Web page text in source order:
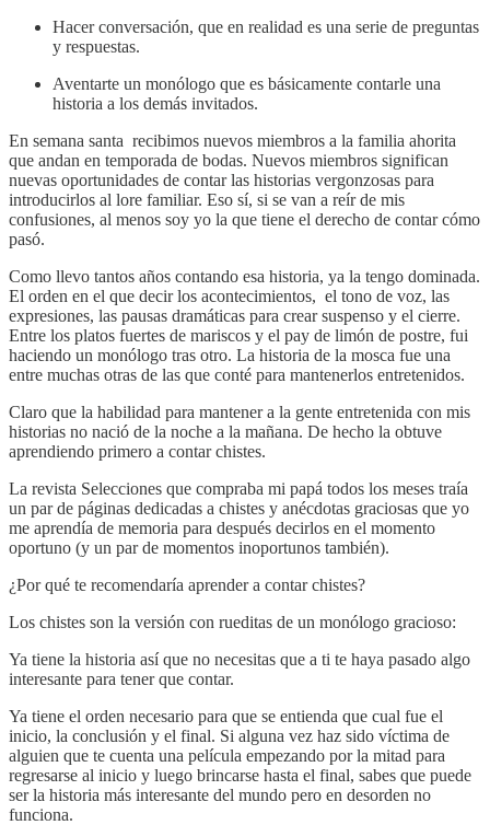
Hacer conversación, que en realidad es una serie de preguntas
y respuestas.
Aventarte un monólogo que es básicamente contarle una
historia a los demás invitados.
En semana santa recibimos nuevos miembros a la familia ahorita
que andan en temporada de bodas. Nuevos miembros significan
nuevas oportunidades de contar las historias vergonzosas para
introducirlos al lore familiar. Eso sí, si se van a reír de mis
confusiones, al menos soy yo la que tiene el derecho de contar cómo
pasó.
Como llevo tantos años contando esa historia, ya la tengo dominada.
El orden en el que decir los acontecimientos, el tono de voz, las
expresiones, las pausas dramáticas para crear suspenso y el cierre.
Entre los platos fuertes de mariscos y el pay de limón de postre, fui
haciendo un monólogo tras otro. La historia de la mosca fue una
entre muchas otras de las que conté para mantenerlos entretenidos.
Claro que la habilidad para mantener a la gente entretenida con mis
historias no nació de la noche a la mañana. De hecho la obtuve
aprendiendo primero a contar chistes.
La revista Selecciones que compraba mi papá todos los meses traía
un par de páginas dedicadas a chistes y anécdotas graciosas que yo
me aprendía de memoria para después decirlos en el momento
oportuno (y un par de momentos inoportunos también).
¿Por qué te recomendaría aprender a contar chistes?
Los chistes son la versión con rueditas de un monólogo gracioso:
Ya tiene la historia así que no necesitas que a ti te haya pasado algo
interesante para tener que contar.
Ya tiene el orden necesario para que se entienda que cual fue el
inicio, la conclusión y el final. Si alguna vez haz sido víctima de
alguien que te cuenta una película empezando por la mitad para
regresarse al inicio y luego brincarse hasta el final, sabes que puede
ser la historia más interesante del mundo pero en desorden no
funciona.